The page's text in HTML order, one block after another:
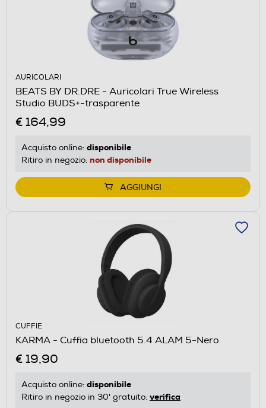
AURICOLARI
BEATS BY DR.DRE - Auricolari True Wireless
Studio BUDS+-trasparente
€ 164,99
Acquisto online: disponibile
Ritiro in negozio: non disponibile
AGGIUNGI
CUFFIE
KARMA - Cuffia bluetooth 5.4 ALAM 5-Nero
€ 19,90
Acquisto online: disponibile
Ritiro in negozio in 30' gratuito: verifica